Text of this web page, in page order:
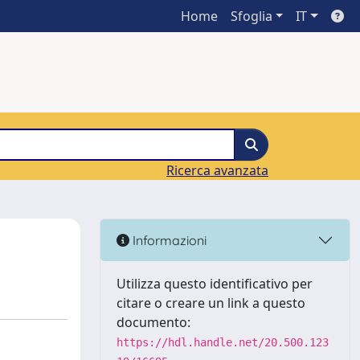
Home Sfoglia IT
Ricerca avanzata
Informazioni
Utilizza questo identificativo per
citare o creare un link a questo
documento:
https://hdl.handle.net/20.500.123